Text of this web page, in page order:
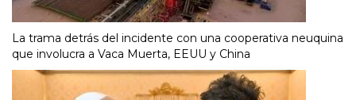
La trama detrás del incidente con una cooperativa neuquina
que involucra a Vaca Muerta, EEUU y China